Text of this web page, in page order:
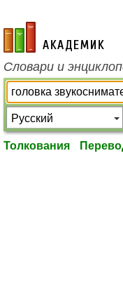
academic.ru
Словари и
Толкования